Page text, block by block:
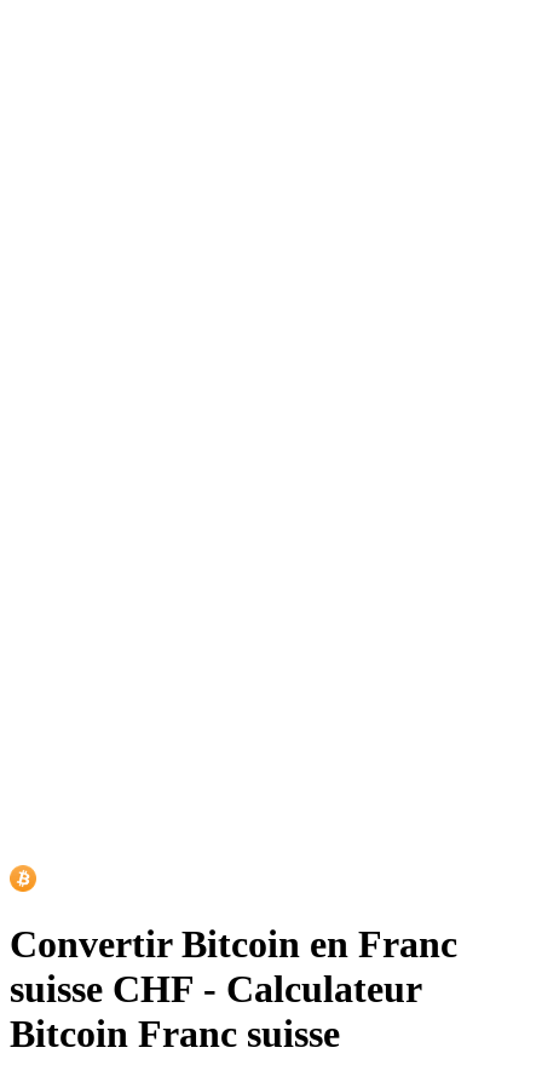
Convertir Bitcoin en Franc
suisse CHF - Calculateur
Bitcoin Franc suisse